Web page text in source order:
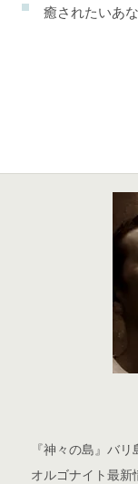
癒されたいあ
『神々の島』バ
オルゴナイト最新